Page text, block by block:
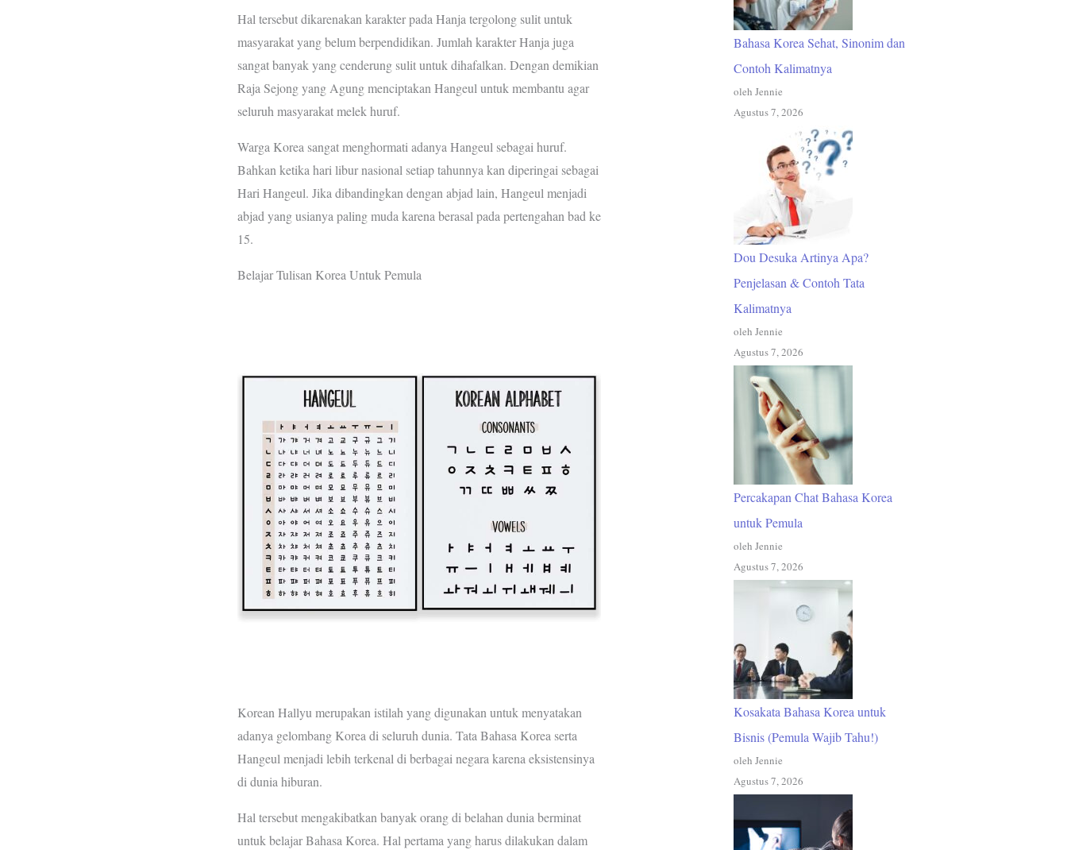
Hal tersebut dikarenakan karakter pada Hanja tergolong sulit untuk
masyarakat yang belum berpendidikan. Jumlah karakter Hanja juga
sangat banyak yang cenderung sulit untuk dihafalkan. Dengan demikian
Raja Sejong yang Agung menciptakan Hangeul untuk membantu agar
seluruh masyarakat melek huruf.
Warga Korea sangat menghormati adanya Hangeul sebagai huruf.
Bahkan ketika hari libur nasional setiap tahunnya kan diperingai sebagai
Hari Hangeul. Jika dibandingkan dengan abjad lain, Hangeul menjadi
abjad yang usianya paling muda karena berasal pada pertengahan bad ke
15.
Belajar Tulisan Korea Untuk Pemula
Korean Hallyu merupakan istilah yang digunakan untuk menyatakan
adanya gelombang Korea di seluruh dunia. Tata Bahasa Korea serta
Hangeul menjadi lebih terkenal di berbagai negara karena eksistensinya
di dunia hiburan.
Hal tersebut mengakibatkan banyak orang di belahan dunia berminat
untuk belajar Bahasa Korea. Hal pertama yang harus dilakukan dalam
Bahasa Korea Sehat, Sinonim dan
Contoh Kalimatnya
oleh Jennie
Agustus 7, 2026
Dou Desuka Artinya Apa?
Penjelasan & Contoh Tata
Kalimatnya
oleh Jennie
Agustus 7, 2026
Percakapan Chat Bahasa Korea
untuk Pemula
oleh Jennie
Agustus 7, 2026
Kosakata Bahasa Korea untuk
Bisnis (Pemula Wajib Tahu!)
oleh Jennie
Agustus 7, 2026